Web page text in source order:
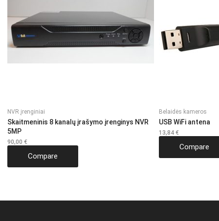
NVR įrenginiai
Skaitmeninis 8 kanalų įrašymo įrenginys NVR
5MP
90,00 €
Compare
Belaidės kameros
USB WiFi antena
13,84 €
Compare